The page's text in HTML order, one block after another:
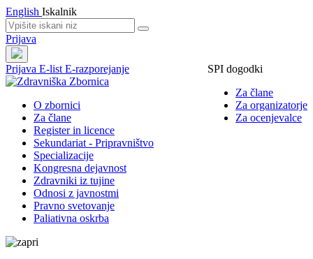
English Iskalnik
Prijava
Prijava
SPI dogodki
Za člane
Za organizatorje
Za ocenjevalce
E-list E-razporejanje
O zbornici
Za člane
Register in licence
Sekundariat - Pripravništvo
Specializacije
Kongresna dejavnost
Zdravniki iz tujine
Odnosi z javnostmi
Pravno svetovanje
Paliativna oskrba